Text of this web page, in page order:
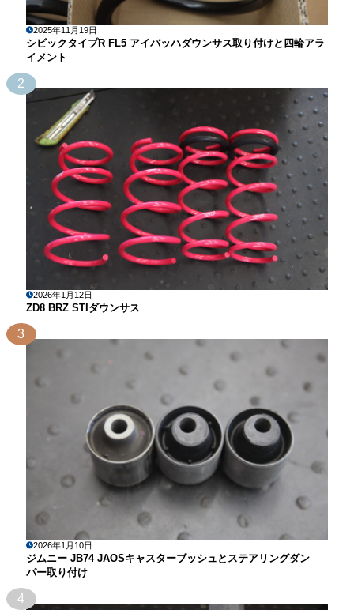
2025年11月19日
シビックタイプR FL5 アイバッハダウンサス取り付けと四輪アラ
イメント
2
2026年1月12日
ZD8 BRZ STIダウンサス
3
2026年1月10日
ジムニー JB74 JAOSキャスターブッシュとステアリングダン
パー取り付け
4